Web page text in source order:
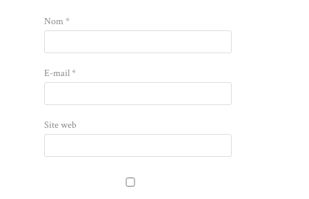
Nom*
E-mail*
Site web